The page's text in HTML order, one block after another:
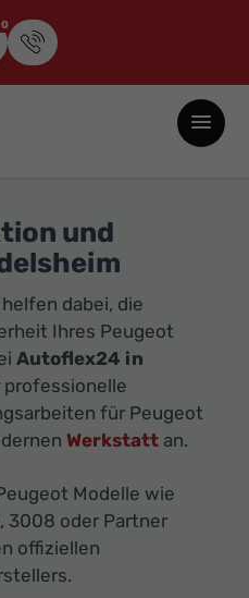
0
und
dabei, die
Ihres Peugeot
Autoflex24 in
für Peugeot
Werkstatt an.
Modelle wie
3008 oder Partner
offiziellen